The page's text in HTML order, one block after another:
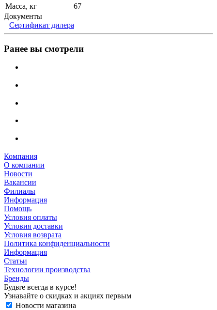
Масса, кг
67
Документы
Сертификат дилера
Ранее вы смотрели
Компания
О компании
Новости
Вакансии
Филиалы
Информация
Помощь
Условия оплаты
Условия доставки
Условия возврата
Политика конфиденциальности
Информация
Статьи
Технологии производства
Бренды
Будьте всегда в курсе!
Узнавайте о скидках и акциях первым
Новости магазина